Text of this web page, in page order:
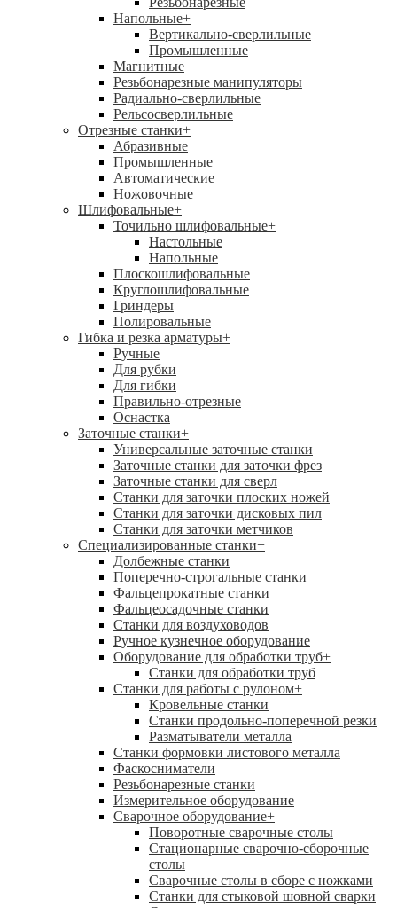
Напольные+
Вертикально-сверлильные
Промышленные
Магнитные
Резьбонарезные манипуляторы
Радиально-сверлильные
Рельсосверлильные
Отрезные станки+
Абразивные
Промышленные
Автоматические
Ножовочные
Шлифовальные+
Точильно шлифовальные+
Настольные
Напольные
Плоскошлифовальные
Круглошлифовальные
Гриндеры
Полировальные
Гибка и резка арматуры+
Ручные
Для рубки
Для гибки
Правильно-отрезные
Оснастка
Заточные станки+
Универсальные заточные станки
Заточные станки для заточки фрез
Заточные станки для сверл
Станки для заточки плоских ножей
Станки для заточки дисковых пил
Станки для заточки метчиков
Специализированные станки+
Долбежные станки
Поперечно-строгальные станки
Фальцепрокатные станки
Фальцеосадочные станки
Станки для воздуховодов
Ручное кузнечное оборудование
Оборудование для обработки труб+
Станки для обработки труб
Станки для работы с рулоном+
Кровельные станки
Станки продольно-поперечной резки
Разматыватели металла
Станки формовки листового металла
Фаскосниматели
Резьбонарезные станки
Измерительное оборудование
Сварочное оборудование+
Поворотные сварочные столы
Стационарные сварочно-сборочные
столы
Сварочные столы в сборе с ножками
Станки для стыковой шовной сварки